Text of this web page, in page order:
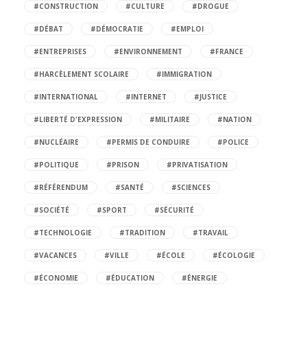
#CONSTRUCTION #CULTURE #DROGUE
#DÉBAT #DÉMOCRATIE #EMPLOI
#ENTREPRISES #ENVIRONNEMENT #FRANCE
#HARCÈLEMENT SCOLAIRE #IMMIGRATION
#INTERNATIONAL #INTERNET #JUSTICE
#LIBERTÉ D'EXPRESSION #MILITAIRE #NATION
#NUCLÉAIRE #PERMIS DE CONDUIRE #POLICE
#POLITIQUE #PRISON #PRIVATISATION
#RÉFÉRENDUM #SANTÉ #SCIENCES
#SOCIÉTÉ #SPORT #SÉCURITÉ
#TECHNOLOGIE #TRADITION #TRAVAIL
#VACANCES #VILLE #ÉCOLE #ÉCOLOGIE
#ÉCONOMIE #ÉDUCATION #ÉNERGIE